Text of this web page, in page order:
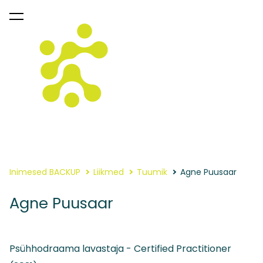
lisati ostukorvi.
Inimesed BACKUP Liikmed Tuumik Agne Puusaar
Agne Puusaar
Psühhodraama lavastaja - Certified Practitioner